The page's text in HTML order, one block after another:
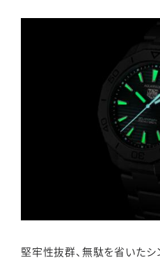
堅牢性抜群、無駄を省いた